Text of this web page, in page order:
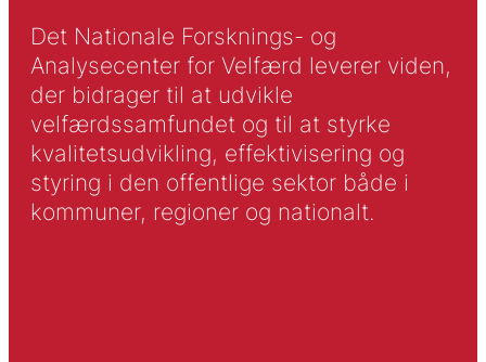
Det Nationale Forsknings- og
Analysecenter for Velfærd leverer viden,
der bidrager til at udvikle
velfærdssamfundet og til at styrke
kvalitetsudvikling, effektivisering og
styring i den offentlige sektor både i
kommuner, regioner og nationalt.